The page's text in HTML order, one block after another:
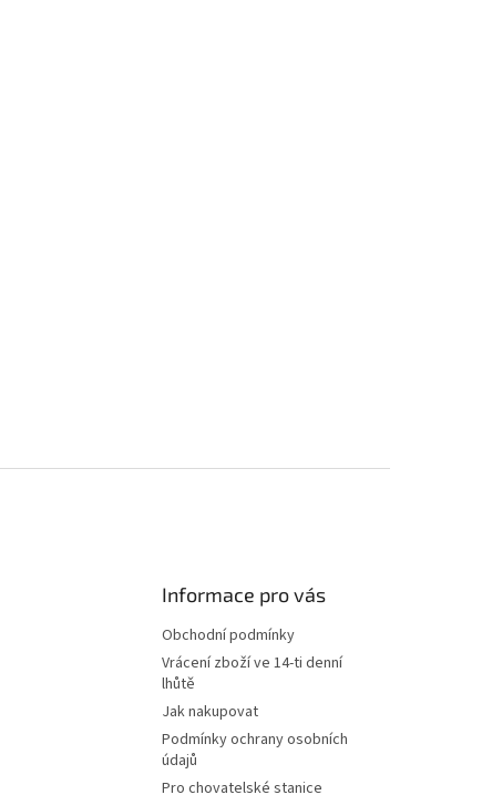
Informace pro vás
Obchodní podmínky
Vrácení zboží ve 14-ti denní
lhůtě
Jak nakupovat
Podmínky ochrany osobních
údajů
Pro chovatelské stanice